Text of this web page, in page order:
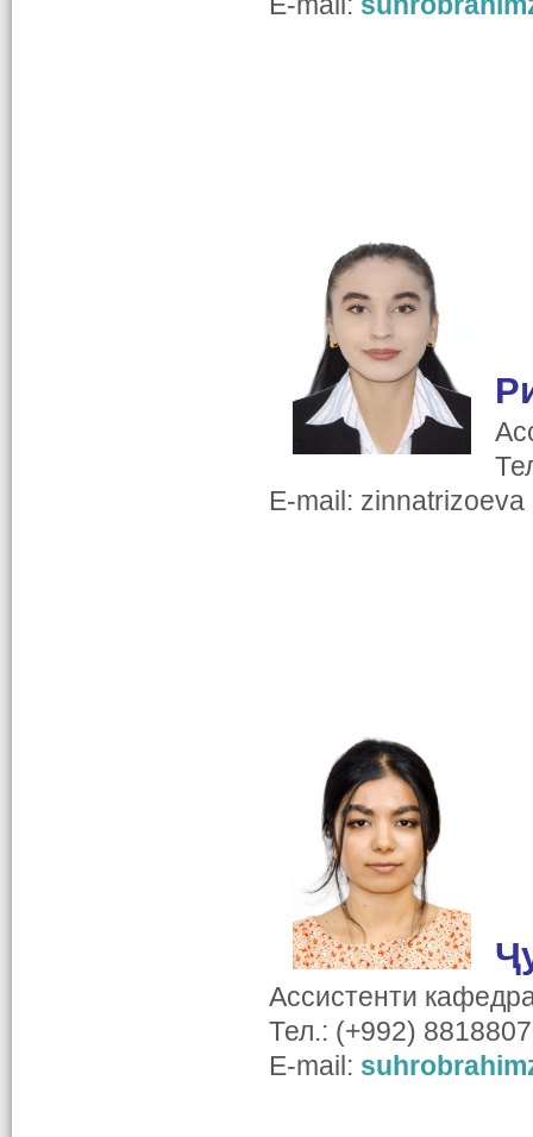
E-mail: zinnatrizoeva
Ассистенти
Тел.: (+992)
E-mail: